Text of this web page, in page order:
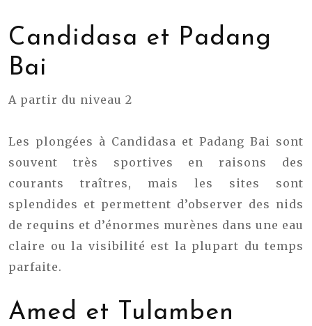
Candidasa et Padang
Bai
A partir du niveau 2
Les plongées à Candidasa et Padang Bai sont
souvent très sportives en raisons des
courants traîtres, mais les sites sont
splendides et permettent d’observer des nids
de requins et d’énormes murènes dans une eau
claire ou la visibilité est la plupart du temps
parfaite.
Amed et Tulamben